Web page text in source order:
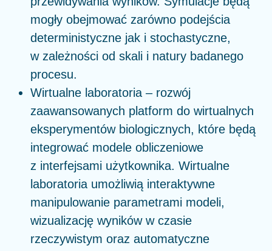
mogły obejmować zarówno podejścia
deterministyczne jak i stochastyczne,
w zależności od skali i natury badanego
procesu.
Wirtualne laboratoria – rozwój
zaawansowanych platform do wirtualnych
eksperymentów biologicznych, które będą
integrować modele obliczeniowe
z interfejsami użytkownika. Wirtualne
laboratoria umożliwią interaktywne
manipulowanie parametrami modeli,
wizualizację wyników w czasie
rzeczywistym oraz automatyczne